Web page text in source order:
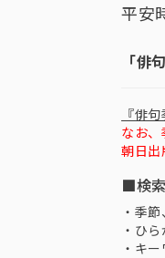
平安
「俳
『俳
なお
朝日出
■検
・季
・ひ
・キ